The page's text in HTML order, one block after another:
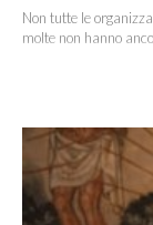
Non tutte le
molte non hanno